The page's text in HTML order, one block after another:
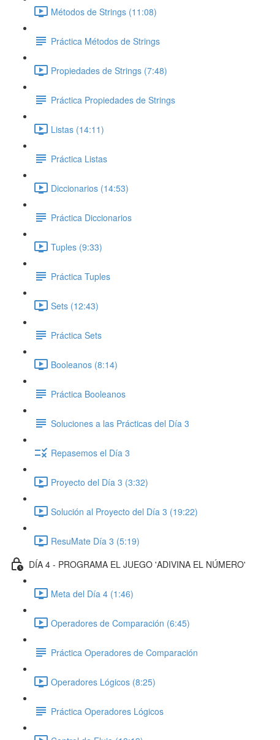
Métodos de Strings (11:08)
Práctica Métodos de Strings
Propiedades de Strings (7:48)
Práctica Propiedades de Strings
Listas (14:11)
Práctica Listas
Diccionarios (14:53)
Práctica Diccionarios
Tuples (9:33)
Práctica Tuples
Sets (12:43)
Práctica Sets
Booleanos (8:14)
Práctica Booleanos
Soluciones a las Prácticas del Día 3
Repasemos el Día 3
Proyecto del Día 3 (3:32)
Solución al Proyecto del Día 3 (19:22)
ResuMate Día 3 (5:19)
DÍA 4 - PROGRAMA EL JUEGO 'ADIVINA EL NÚMERO'
Meta del Día 4 (1:46)
Operadores de Comparación (6:45)
Práctica Operadores de Comparación
Operadores Lógicos (8:25)
Práctica Operadores Lógicos